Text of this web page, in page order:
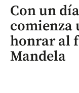
Con un
comienza
honrar al
Mandela